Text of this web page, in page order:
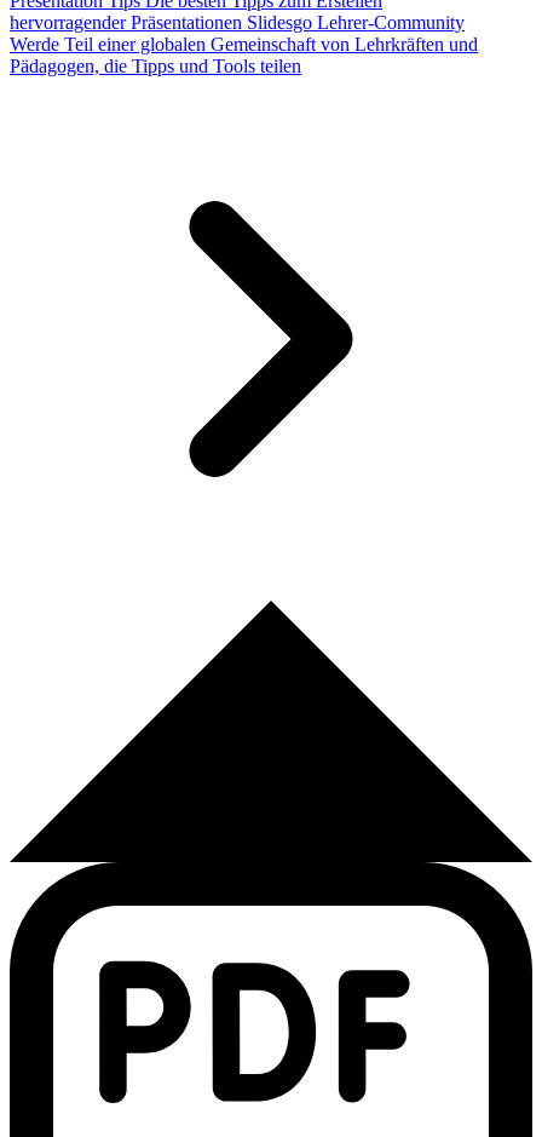
hervorragender Präsentationen Slidesgo Lehrer-Community
Werde Teil einer globalen Gemeinschaft von Lehrkräften und
Pädagogen, die Tipps und Tools teilen